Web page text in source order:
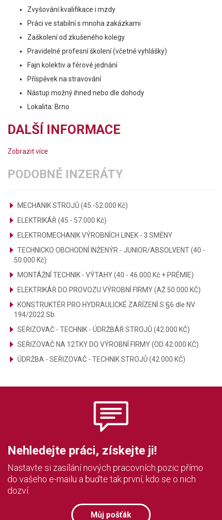
Zvyšování kvalifikace i mzdy
Práci ve stabilní s mnoha zakázkami
Zaškolení od zkušeného kolegy
Pravidelné profesní školení (včetně vyhlášky)
Fajn kolektiv a férové jednání
Příspěvek na stravování
Nástup možný ihned nebo dle dohody
Lokalita: Brno
DALŠÍ INFORMACE
Zobrazit více
PODOBNÉ INZERÁTY
MECHANIK STROJŮ (45.-52.000 Kč)
ELEKTRIKÁŘ (45 - 57.000 Kč)
ELEKTROMECHANIK VÝROBNÍCH LINEK - 3 SMĚNY
TECHNICKO OBCHODNÍ INŽENÝR - JUNIOR/ABSOLVENT (40 -
50.000 Kč)
MONTÁŽNÍ TECHNIK - VÝTAHY (40 - 46.000 Kč + PRÉMIE)
ELEKTRIKÁŘ DO PROVOZU VÝROBNÍ FIRMY (AŽ 50.000 KČ)
KONSTRUKTÉR PRO HYDRAULICKÉ ZAŘÍZENÍ S §6 dle NV
194/2022 Sb.
SEŘIZOVAČ - TECHNIK - ÚDRŽBÁŘ STROJŮ (42.000 KČ)
SEŘIZOVAČ NA 12TKY DO VÝROBNÍ FIRMY (OD 42.000 KČ)
ÚDRŽBA - SEŘIZOVAČ - TECHNIK STROJŮ (42.000 KČ)
Nehledejte práci, získejte ji!
Nastavte si zasílání nových pracovních pozic přímo
do vašeho e-mailu a buďte tak první, kdo se o nich
dozví.
Můj pošťák